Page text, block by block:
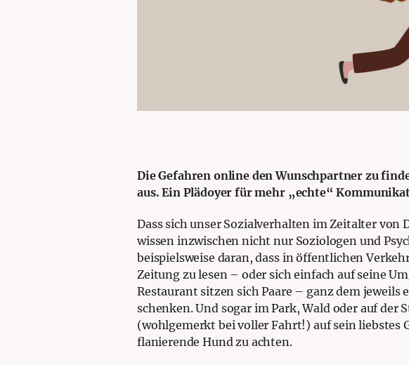
Die Gefahren online den Wunschpartner zu
aus. Ein Plädoyer für mehr „echte“
Dass sich unser Sozialverhalten im Zeitalter
wissen inzwischen nicht nur Soziologen und
beispielsweise daran, dass in öffentlichen
Zeitung zu lesen – oder sich einfach auf seine
Restaurant sitzen sich Paare – ganz dem
schenken. Und sogar im Park, Wald oder auf
(wohlgemerkt bei voller Fahrt!) auf sein liebstes
flanierende Hund zu achten.